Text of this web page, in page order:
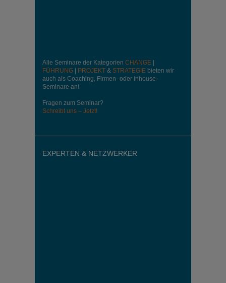
Alle Seminare der Kategorien CHANGE
FÜHRUNG
PROJEKT & STRATEGIE bieten wir
auch als Coaching, Firmen- oder Inhouse-
Seminare an!
Fragen zum Seminar?
Schreibt uns – Jetzt!
EXPERTEN & NETZWERKER